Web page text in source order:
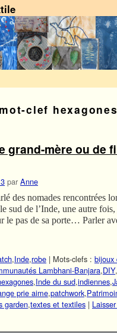
clef hexagones
grand-mère ou de
par Anne
des nomades rencontrées
sud de l’Inde, une autre
le pas de sa porte… Parler
,Inde,robe | Mots-clefs : bijoux
Lambhani-Banjara,DIY,
,Inde du sud,indiennes,
prie aime,patchwork,
garden,textes et textiles |